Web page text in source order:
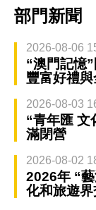
部門新聞
2026-08-06
“澳門記憶
豐富好禮
2026-08-03
“青年匯 文
滿閉營
2026-08-02
2026年 “
化和旅遊